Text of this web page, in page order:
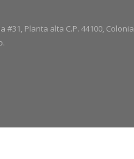
Planta alta C.P. 44100, Colonia